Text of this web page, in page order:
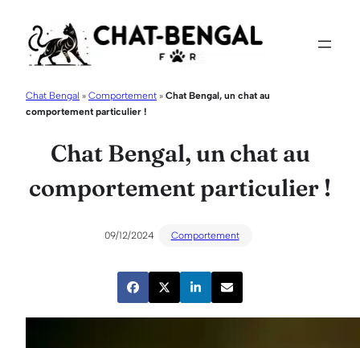
contenu
Chat Bengal » Comportement » Chat Bengal, un chat au
comportement particulier !
Chat Bengal, un chat au
comportement particulier !
09/12/2024 Comportement